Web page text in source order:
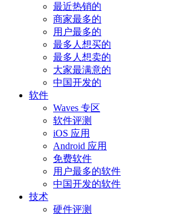
最近热销的
商家最多的
用户最多的
最多人想买的
最多人想卖的
大家最满意的
中国开发的
软件
Waves 专区
软件评测
iOS 应用
Android 应用
免费软件
用户最多的软件
中国开发的软件
技术
硬件评测